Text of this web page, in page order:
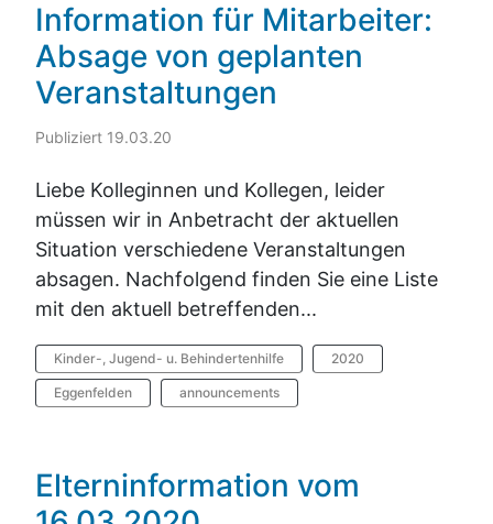
Information für Mitarbeiter:
Absage von geplanten
Veranstaltungen
Publiziert 19.03.20
Liebe Kolleginnen und Kollegen, leider
müssen wir in Anbetracht der aktuellen
Situation verschiedene Veranstaltungen
absagen. Nachfolgend finden Sie eine Liste
mit den aktuell betreffenden...
Kinder-, Jugend- u. Behindertenhilfe 2020
Eggenfelden announcements
Elterninformation vom